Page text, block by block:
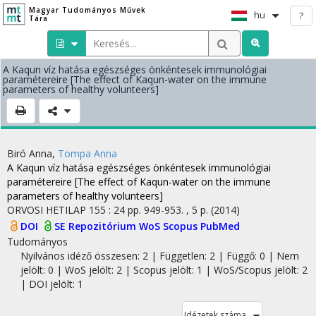
Magyar Tudományos Művek
Tára
hu ?
A Kaqun víz hatása egészséges önkéntesek immunológiai
paramétereire [The effect of Kaqun-water on the immune
parameters of healthy volunteers]
Biró Anna, Tompa Anna
A Kaqun víz hatása egészséges önkéntesek immunológiai
paramétereire [The effect of Kaqun-water on the immune
parameters of healthy volunteers]
ORVOSI HETILAP 155 : 24 pp. 949-953. , 5 p. (2014)
DOI
SE Repozitórium WoS Scopus PubMed
Tudományos
Nyilvános idéző összesen: 2 | Független: 2 | Függő: 0 | Nem
jelölt: 0 | WoS jelölt: 2 | Scopus jelölt: 1 | WoS/Scopus jelölt: 2
| DOI jelölt: 1